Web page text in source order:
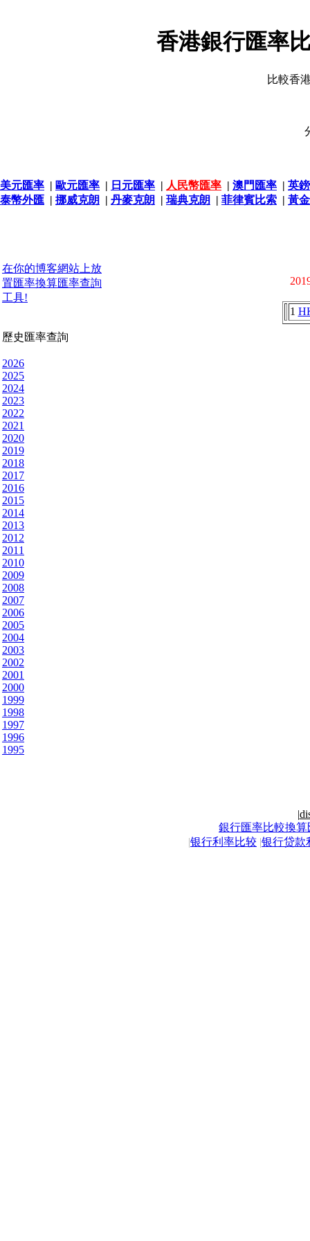
香港銀行匯率
比較香
美元匯率 | 歐元匯率 | 日元匯率 | 人民幣匯率 | 澳門匯率 | 英
泰幣外匯 | 挪威克朗 | 丹麥克朗 | 瑞典克朗 | 菲律賓比索 | 黃
在你的博客網站上放
置匯率換算匯率查詢
工具!
歷史匯率查詢
2026
2025
2024
2023
2022
2021
2020
2019
2018
2017
2016
2015
2014
2013
2012
2011
2010
2009
2008
2007
2006
2005
2004
2003
2002
2001
2000
1999
1998
1997
1996
1995
1
|
銀行匯率比較換算
|银行利率比较 |银行贷款